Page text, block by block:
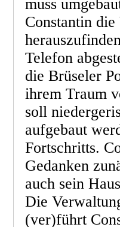
muss
Constantin
Telefon
die Brüseler
ihrem Traum
soll
aufgebaut
Fortschritts.
Gedanken
auch sein
Die
(ver)führt